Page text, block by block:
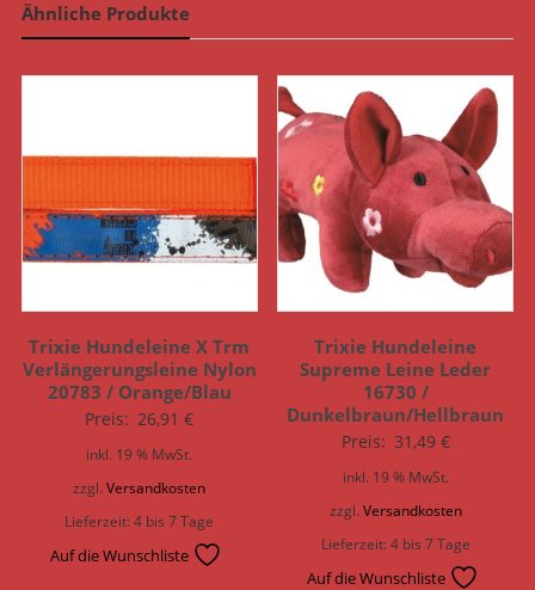
Ähnliche Produkte
Trixie Hundeleine X Trm
Verlängerungsleine Nylon
20783 / Orange/Blau
Preis: 26,91€
inkl. 19 % MwSt.
zzgl.Versandkosten
Lieferzeit:4 bis 7 Tage
Auf die Wunschliste
Trixie Hundeleine
Supreme Leine Leder
16730 /
Dunkelbraun/Hellbraun
Preis: 31,49 €
inkl. 19 % MwSt.
zzgl. Versandkosten
Lieferzeit:4 bis 7 Tage
Auf die Wunschliste